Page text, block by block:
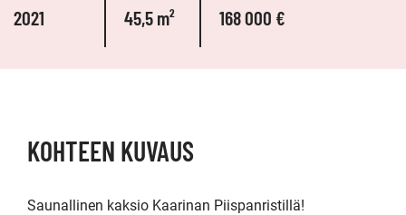
2021 45,5 m² 168 000 €
KOHTEEN KUVAUS
Saunallinen kaksio Kaarinan Piispanristillä!